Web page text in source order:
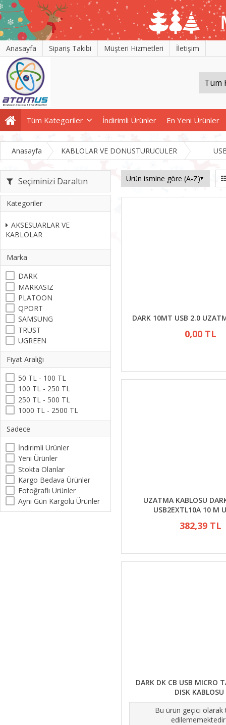
Anasayfa Sipariş Takibi Müşteri Hizmetleri İletişim
Tüm Kategoriler İndirimli Ürünler En Yeni Ürünler
Anasayfa KABLOLAR VE DONUSTURUCULER
Seçiminizi Daraltın
Kategoriler
AKSESUARLAR VE
KABLOLAR
Marka
DARK
MARKASIZ
PLATOON
QPORT
SAMSUNG
TRUST
UGREEN
Fiyat Aralığı
50 TL - 100 TL
100 TL - 250 TL
250 TL - 500 TL
1000 TL - 2500 TL
Sadece
İndirimli Ürünler
Yeni Ürünler
Stokta Olanlar
Kargo Bedava Ürünler
Fotoğraflı Ürünler
Aynı Gün Kargolu Ürünler
DARK 10MT USB 2.0
0,00 TL
UZATMA KABLOSU
USB2EXTL10A 10 M
382,39 TL
DARK DK CB USB MICRO
DISK KABLOSU
Bu ürün geçici olarak